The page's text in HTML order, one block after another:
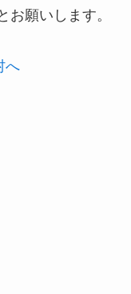
お願いします。